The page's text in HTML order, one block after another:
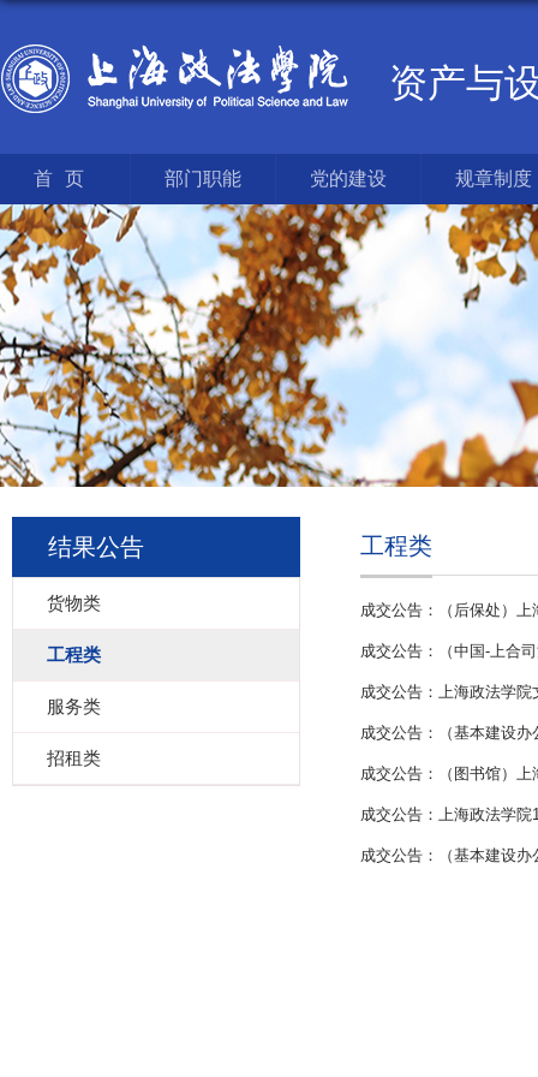
资产与
首页 部门职能 党的建设 规章制度
结果公告
货物类
工程类
服务类
招租类
工程类
成交公告：（后保处）
成交公告：（中国-上合
成交公告：上海政法学
成交公告：（基本建设
成交公告：（图书馆）
成交公告：上海政法学
成交公告：（基本建设